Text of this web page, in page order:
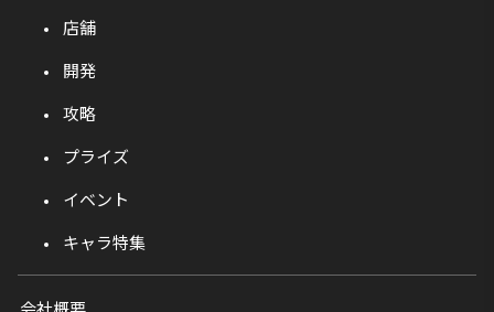
店舗
開発
攻略
プライズ
イベント
キャラ特集